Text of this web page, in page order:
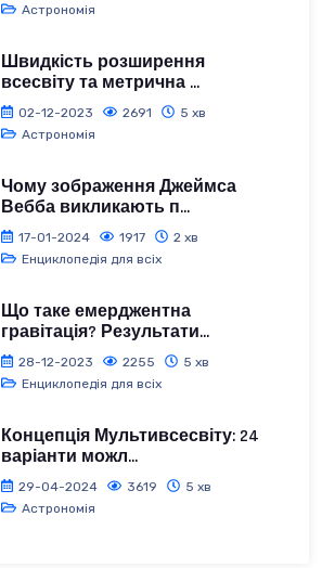
Астрономія
Швидкість розширення
всесвіту та метрична ...
02-12-2023 2691
5 хв
Астрономія
Чому зображення Джеймса
Вебба викликають п...
17-01-2024 1917
2 хв
Енциклопедія для всіх
Що таке емерджентна
гравітація? Результати...
28-12-2023 2255
5 хв
Енциклопедія для всіх
Концепція Мультивсесвіту: 24
варіанти можл...
29-04-2024 3619
5 хв
Астрономія